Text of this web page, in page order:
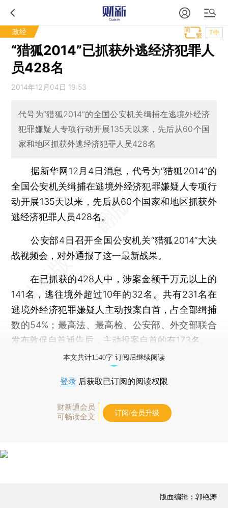
政经 T中
“猎狐2014”已抓获外逃经济犯罪人
员428名
2014年12月04日 19:53
代号为“猎狐2014”的全国公安机关缉捕在逃境外经济
犯罪嫌疑人专项行动开展135天以来，先后从60个国
家和地区抓获外逃经济犯罪人员428名
据新华网12月4日消息，代号为“猎狐2014”的
全国公安机关缉捕在逃境外经济犯罪嫌疑人专项行
动开展135天以来，先后从60个国家和地区抓获外
逃经济犯罪人员428名。
公安部4日召开全国公安机关“猎狐2014”大决
战视频会，对外通报了这一最新战果。
在已抓获的428人中，涉案金额千万元以上的
141名，逃往境外超过10年的32名。共有231名在
逃境外经济犯罪嫌疑人主动投案自首，占全部缉捕
数的54%；最高法、最高检、公安部、外交部联合
发布敦促自首通告后，主动投案自首的有173名。
本文共计1540字 订阅后继续阅读
登录 后获取已订阅的阅读权限
财新通会员
可畅读全文
订阅/会员升级
版面编辑：郭艳涛